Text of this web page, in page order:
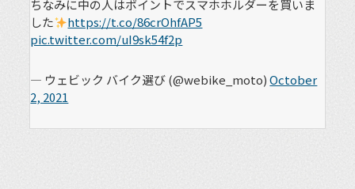
ちなみに中の人はポイントでスマホホルダーを買いま
した
https://t.co/86crOhfAP5
pic.twitter.com/uI9sk54f2p
— ウェビック バイク選び (@webike_moto)October
2, 2021